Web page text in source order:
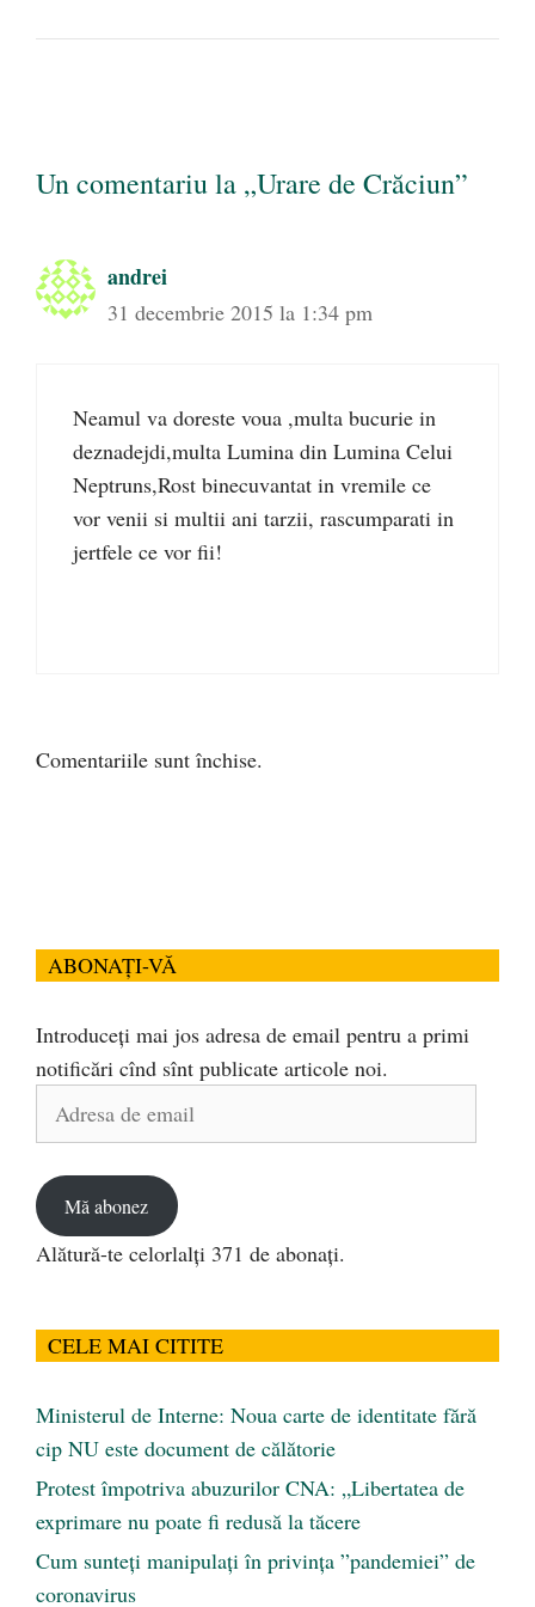
Un comentariu la „Urare de Crăciun”
andrei
31 decembrie 2015 la 1:34 pm
Neamul va doreste voua ,multa bucurie in
deznadejdi,multa Lumina din Lumina Celui
Neptruns,Rost binecuvantat in vremile ce
vor venii si multii ani tarzii, rascumparati in
jertfele ce vor fii!
Comentariile sunt închise.
ABONAȚI-VĂ
Introduceți mai jos adresa de email pentru a primi
notificări cînd sînt publicate articole noi.
Adresa
Mă abonez
Alătură-te celorlalți 371 de abonați.
CELE MAI CITITE
Ministerul de Interne: Noua carte de identitate fără
cip NU este document de călătorie
Protest împotriva abuzurilor CNA: „Libertatea de
exprimare nu poate fi redusă la tăcere
Cum sunteți manipulați în privința ”pandemiei” de
coronavirus